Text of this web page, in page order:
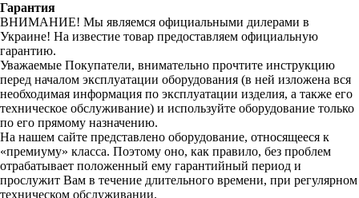
Гарантия
ВНИМАНИЕ! Мы являемся официальными дилерами в
Украине! На известие товар предоставляем официальную
гарантию.
Уважаемые Покупатели, внимательно прочтите инструкцию
перед началом эксплуатации оборудования (в ней изложена вся
необходимая информация по эксплуатации изделия, а также его
техническое обслуживание) и используйте оборудование только
по его прямому назначению.
На нашем сайте представлено оборудование, относящееся к
«премиуму» класса. Поэтому оно, как правило, без проблем
отрабатывает положенный ему гарантийный период и
прослужит Вам в течение длительного времени, при регулярном
техническом обслуживании.